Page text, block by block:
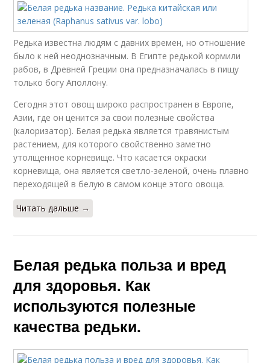
Редька известна людям с давних времен, но отношение
было к ней неоднозначным. В Египте редькой кормили
рабов, в Древней Греции она предназначалась в пищу
только богу Аполлону.
Сегодня этот овощ широко распространен в Европе,
Азии, где он ценится за свои полезные свойства
(калоризатор). Белая редька является травянистым
растением, для которого свойственно заметно
утолщенное корневище. Что касается окраски
корневища, она является светло-зеленой, очень плавно
переходящей в белую в самом конце этого овоща.
Читать дальше →
Белая редька польза и вред
для здоровья. Как
используются полезные
качества редьки.